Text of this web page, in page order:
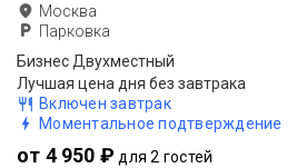
Москва
Парковка
Бизнес Двухместный
Лучшая цена дня без завтрака
Включен завтрак
Моментальное подтверждение
от 4 950 ₽ для 2 гостей